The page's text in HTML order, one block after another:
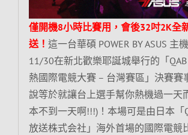
僅開機8小時比賽用，會後32吋2K全
送！ 這一台華碩 POWER BY ASUS 主
11/30在新北歡樂耶誕城舉行的「QAB
熱國際電競大賽 – 台灣賽區」決賽賽
說等於就讓台上選手幫你熱機過一天
本不到一天啊!!!)！本場可是由日本「
放送株式会社」海外首場的國際電競